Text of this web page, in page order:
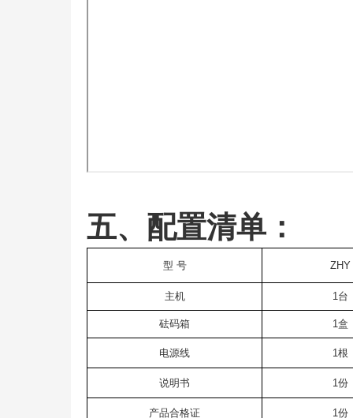
五、配置清单：
型 号 ZHY
主机 1台
砝码箱 1盒
电源线 1根
说明书 1份
产品合格证 1份